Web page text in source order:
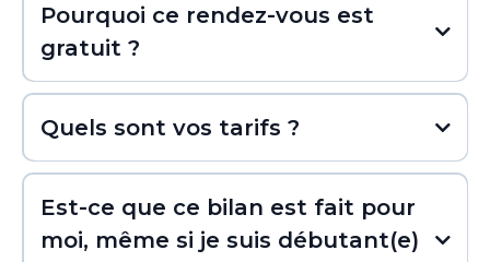
Pourquoi ce rendez-vous est
gratuit ?
Quels sont vos tarifs ?
Est-ce que ce bilan est fait pour
moi, même si je suis débutant(e)